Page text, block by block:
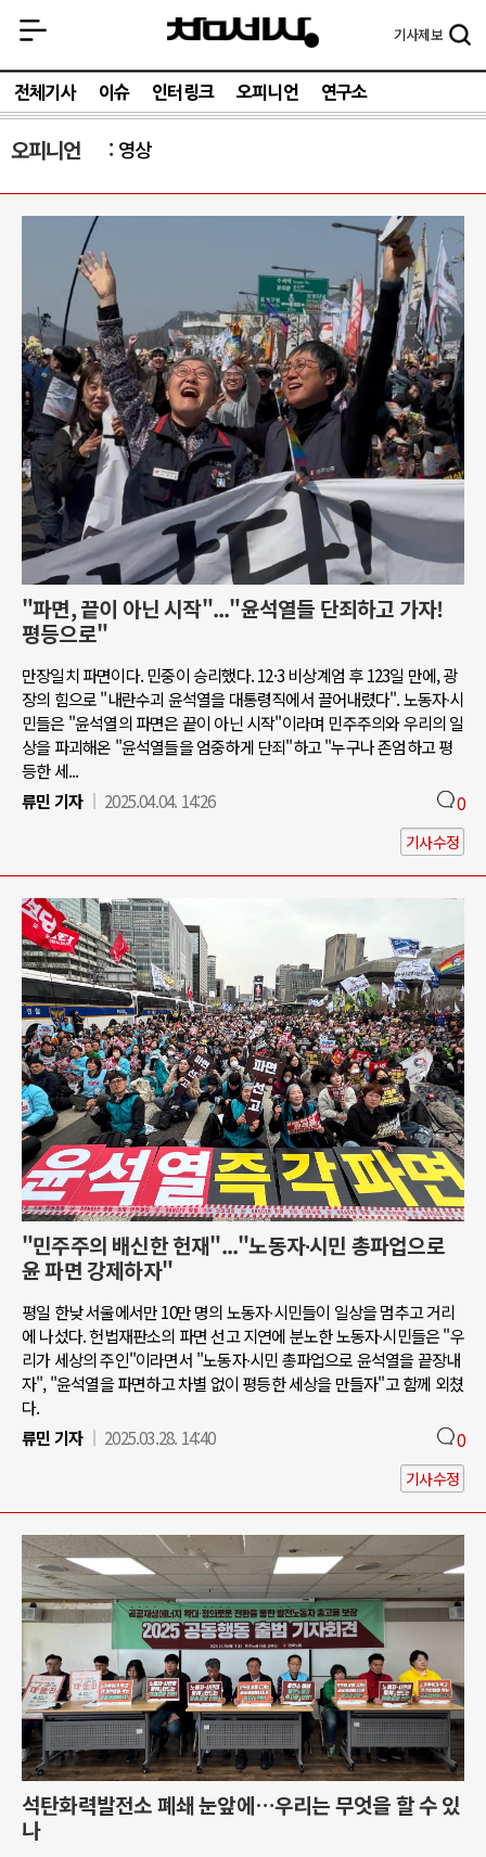
기사제보
전체기사 이슈 인터링크 오피니언 연구소
오피니언 영상
"파면, 끝이 아닌 시작"..."윤석열들 단죄하고 가자!
평등으로"
만장일치 파면이다. 민중이 승리했다. 12·3 비상계엄 후 123일 만에, 광
장의 힘으로 "내란수괴 윤석열을 대통령직에서 끌어내렸다". 노동자∙시
민들은 "윤석열의 파면은 끝이 아닌 시작"이라며 민주주의와 우리의 일
상을 파괴해온 "윤석열들을 엄중하게 단죄"하고 "누구나 존엄하고 평
등한 세...
류민 기자
2025.04.04. 14:26 0
기사수정
"민주주의 배신한 헌재"..."노동자∙시민 총파업으로
윤 파면 강제하자"
평일 한낮 서울에서만 10만 명의 노동자∙시민들이 일상을 멈추고 거리
에 나섰다. 헌법재판소의 파면 선고 지연에 분노한 노동자∙시민들은 "우
리가 세상의 주인"이라면서 "노동자∙시민 총파업으로 윤석열을 끝장내
자", "윤석열을 파면하고 차별 없이 평등한 세상을 만들자"고 함께 외쳤
다.
류민 기자
2025.03.28. 14:40 0
기사수정
석탄화력발전소 폐쇄 눈앞에…우리는 무엇을 할 수 있
나